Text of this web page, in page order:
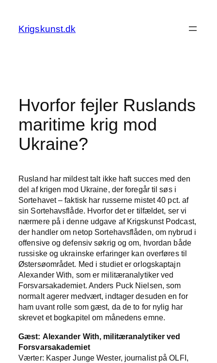
indhold
Krigskunst.dk
Hvorfor fejler Ruslands
maritime krig mod
Ukraine?
Rusland har mildest talt ikke haft succes med den
del af krigen mod Ukraine, der foregår til søs i
Sortehavet – faktisk har russerne mistet 40 pct. af
sin Sortehavsflåde. Hvorfor det er tilfældet, ser vi
nærmere på i denne udgave af Krigskunst Podcast,
der handler om netop Sortehavsflåden, om nybrud i
offensive og defensiv søkrig og om, hvordan både
russiske og ukrainske erfaringer kan overføres til
Østersøområdet. Med i studiet er orlogskaptajn
Alexander With, som er militæranalytiker ved
Forsvarsakademiet. Anders Puck Nielsen, som
normalt agerer medvært, indtager desuden en for
ham uvant rolle som gæst, da de to for nylig har
skrevet et bogkapitel om månedens emne.
Gæst: Alexander With, militæranalytiker ved
Forsvarsakademiet
Værter: Kasper Junge Wester, journalist på OLFI,